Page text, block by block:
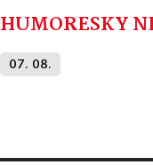
HUMORESKY
07. 08.